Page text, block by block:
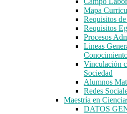
Mapa
Requisitos
Requisitos
Procesos
Lineas
Vinculación
Sociedad
Alumnos
Redes
Maestría en
DATOS